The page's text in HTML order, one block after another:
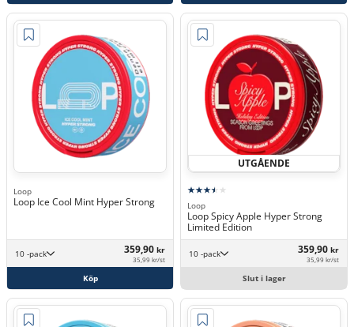
Loop
Loop Ice Cool Mint Hyper Strong
10 -pack 359,90 kr
35,99 kr/st
Köp
UTGÅENDE
Loop
Loop Spicy Apple Hyper Strong
Limited Edition
10 -pack 359,90 kr
35,99 kr/st
Slut i lager